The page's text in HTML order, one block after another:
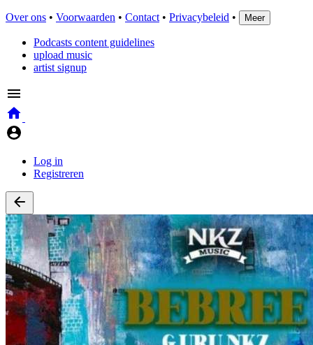
Over ons • Voorwaarden • Contact • Privacybeleid • Meer
Podcasts content guidelines
upload music
artist signup
Log in
Registreren